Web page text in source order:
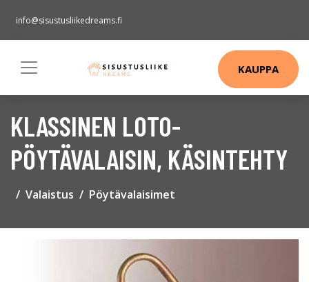
info@sisustusliikedreams.fi
KAUPPA
KLASSINEN LOTO-
PÖYTÄVALAISIN, KÄSINTEHTY
Valaistus Pöytävalaisimet